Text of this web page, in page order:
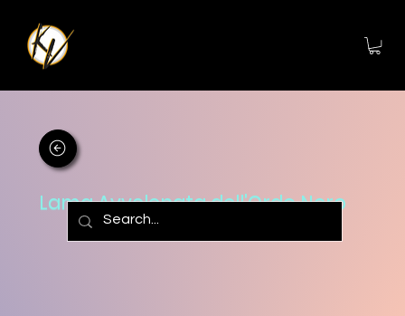
Lama Avvelenata dell'Ordo Nero